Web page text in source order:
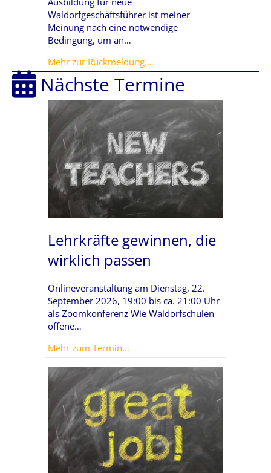
Waldorfgeschäftsführer ist meiner
Meinung nach eine notwendige
Bedingung, um an…
Mehr zur Rückmeldung...
Nächste Termine
Lehrkräfte gewinnen, die
wirklich passen
Onlineveranstaltung am Dienstag, 22.
September 2026, 19:00 bis ca. 21:00 Uhr
als Zoomkonferenz Wie Waldorfschulen
offene…
Mehr zum Termin...